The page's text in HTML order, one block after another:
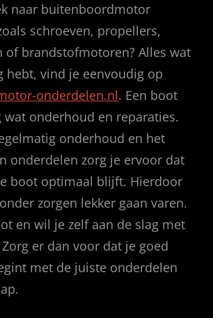
naar buitenboordmotor
schroeven, propellers,
of brandstofmotoren? Alles wat
hebt, vind je eenvoudig op
onderdelen.nl. Een boot
wat onderhoud en reparaties.
onderhoud en het
onderdelen zorg je ervoor dat
boot optimaal blijft. Hierdoor
zorgen lekker gaan varen.
en wil je zelf aan de slag met
er dan voor dat je goed
met de juiste onderdelen